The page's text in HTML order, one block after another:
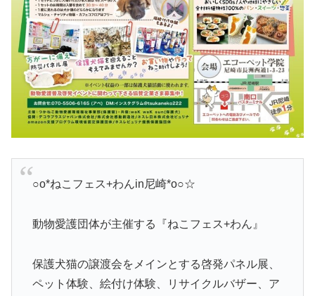
○o*ねこフェス+わんin尼崎*o○☆
動物愛護団体が主催する『ねこフェス+わん』
保護犬猫の譲渡会をメインとする啓発パネル展、
ペット体験、絵付け体験、リサイクルバザー、ア